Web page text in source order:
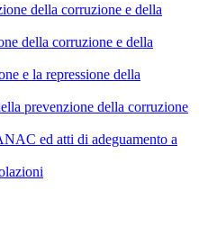
della corruzione e della
della corruzione e della
e la repressione della
prevenzione della corruzione
ed atti di adeguamento a